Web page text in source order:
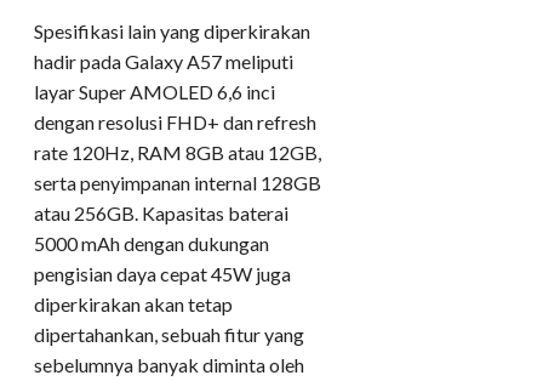
Spesifikasi lain yang diperkirakan
hadir pada Galaxy A57 meliputi
layar Super AMOLED 6,6 inci
dengan resolusi FHD+ dan refresh
rate 120Hz, RAM 8GB atau 12GB,
serta penyimpanan internal 128GB
atau 256GB. Kapasitas baterai
5000 mAh dengan dukungan
pengisian daya cepat 45W juga
diperkirakan akan tetap
dipertahankan, sebuah fitur yang
sebelumnya banyak diminta oleh